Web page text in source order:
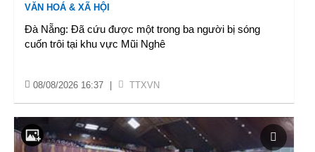
VĂN HOÁ & XÃ HỘI
Đà Nẵng: Đã cứu được một trong ba người bị sóng
cuốn trôi tại khu vực Mũi Nghê
08/08/2026 16:37 TTXVN